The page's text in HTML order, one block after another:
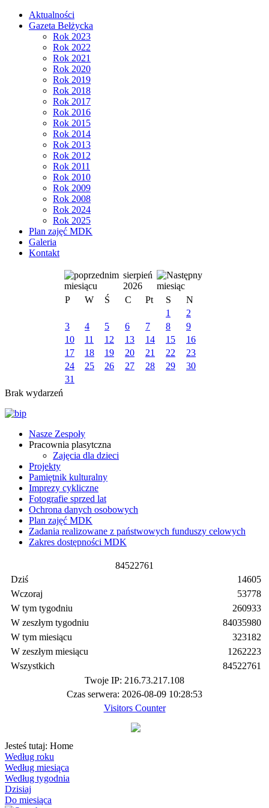
Aktualności
Gazeta Bełżycka
Rok 2023
Rok 2022
Rok 2021
Rok 2020
Rok 2019
Rok 2018
Rok 2017
Rok 2016
Rok 2015
Rok 2014
Rok 2013
Rok 2012
Rok 2011
Rok 2010
Rok 2009
Rok 2008
Rok 2024
Rok 2025
Plan zajęć MDK
Galeria
Kontakt
sierpień
2026
P
W Ś C Pt S
N
1
2
3
4 5 6 7 8
9
10
11 12 13 14 15
16
17
18 19 20 21 22
23
24
25 26 27 28 29
30
31
Brak wydarzeń
Nasze Zespoły
Pracownia plasytczna
Zajęcia dla dzieci
Projekty
Pamiętnik kulturalny
Imprezy cykliczne
Fotografie sprzed lat
Ochrona danych osobowych
Plan zajęć MDK
Zadania realizowane z państwowych funduszy celowych
Zakres dostępności MDK
84522761
Dziś
Wczoraj
W tym tygodniu
W zeszłym tygodniu
W tym miesiącu
W zeszłym miesiącu
Wszystkich
14605
53778
260933
84035980
323182
1262223
84522761
Twoje IP: 216.73.217.108
Czas serwera: 2026-08-09 10:28:53
Visitors Counter
Jesteś tutaj: Home
Według roku
Według miesiąca
Według tygodnia
Dzisiaj
Do miesiąca